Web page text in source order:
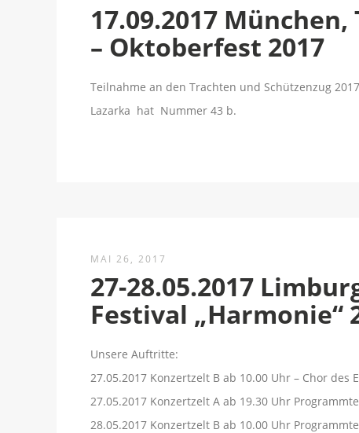
17.09.2017
– Oktoberfest 2017
Teilnahme an den Trachten und Schützenzug 2017
Lazarka hat Nummer 43 b.
MAI 26, 2017
27-28.05.2017
Festival „Harmonie“
Unsere Auftritte:
27.05.2017 Konzertzelt B ab 10.00 Uhr – Chor des
27.05.2017 Konzertzelt A ab 19.30 Uhr
28.05.2017 Konzertzelt B ab 10.00 Uhr